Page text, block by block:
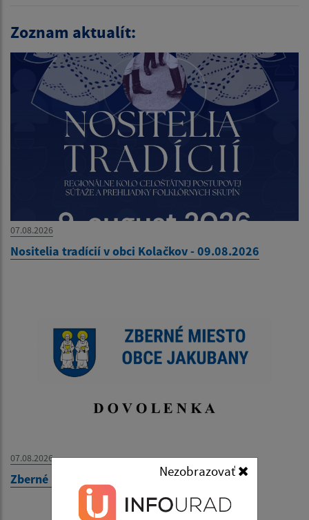
Nezobrazovať
Zoznam aktualít:
07.08.2026
Nositelia tradícií v obci Kolačkov - 09.08.2026
07.08.2026
Zberné miesto - OZNAM